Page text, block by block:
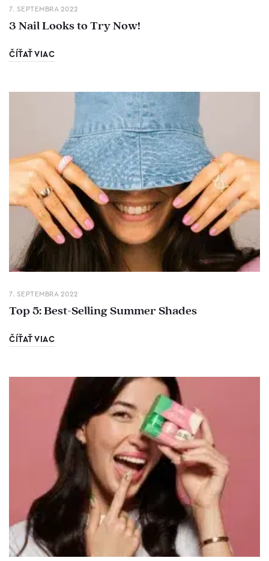
7. SEPTEMBRA 2022
3 Nail Looks to Try Now!
ČÍŤAŤ VIAC
7. SEPTEMBRA 2022
Top 5: Best-Selling Summer Shades
ČÍŤAŤ VIAC